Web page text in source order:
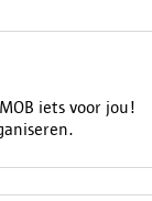
iets voor jou!